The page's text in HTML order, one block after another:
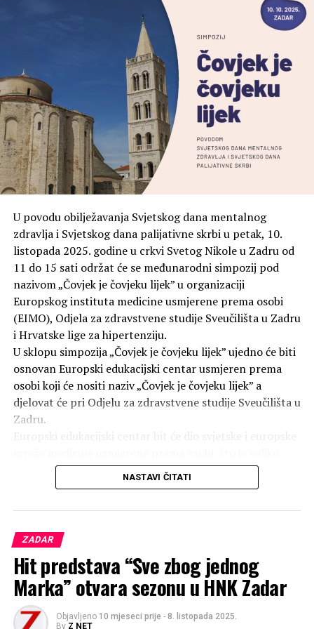
Sudjelovanje na radionici je besplatno, uz obaveznu
prijavu putem online obrasca.
Broj mjesta je ograničen.
Izvor: BNM portal
U povodu obilježavanja Svjetskog dana mentalnog
zdravlja i Svjetskog dana palijativne skrbi u petak, 10.
listopada 2025. godine u crkvi Svetog Nikole u Zadru od
11 do 15 sati održat će se međunarodni simpozij pod
nazivom „Čovjek je čovjeku lijek” u organizaciji
Europskog instituta medicine usmjerene prema osobi
(EIMO), Odjela za zdravstvene studije Sveučilišta u Zadru
i Hrvatske lige za hipertenziju.
U sklopu simpozija „Čovjek je čovjeku lijek” ujedno će biti
osnovan Europski edukacijski centar usmjeren prema
osobi koji će nositi naziv „Čovjek je čovjeku lijek” a
djelovat će pri Odjelu za zdravstvene studije Sveučilišta u
Zadru.
priznanje svim stručnjacima i volonterima u Hrvatskoj
koji su zadnjih 15 godina surađivali na projektu.
prema osobi i što učiniti kako bi ovaj koncept koje su
organizacije zaživio u svakodnevnoj kliničkoj praksi.
Uz predavanja vrhunskih stručnjaka iz Velike Britanije i
Švicarske, koji su suradnici Svjetske zdravstvene
organizacije i pokretači velikih promjena u medicini
NASTAVI ČITATI
ZADAR
Hit predstava “Sve zbog jednog
Marka” otvara sezonu u HNK Zadar
Objavljeno 10 mjeseci prije - 8. listopada 2025.
By Z NET